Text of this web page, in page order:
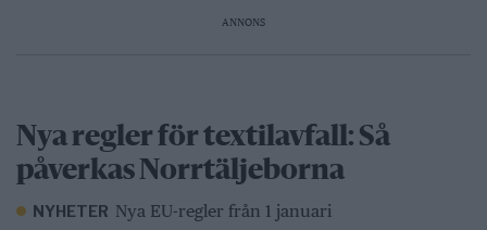
ANNONS
Nya regler för textilavfall: Så
påverkas Norrtäljeborna
NYHETER Nya EU-regler från 1 januari